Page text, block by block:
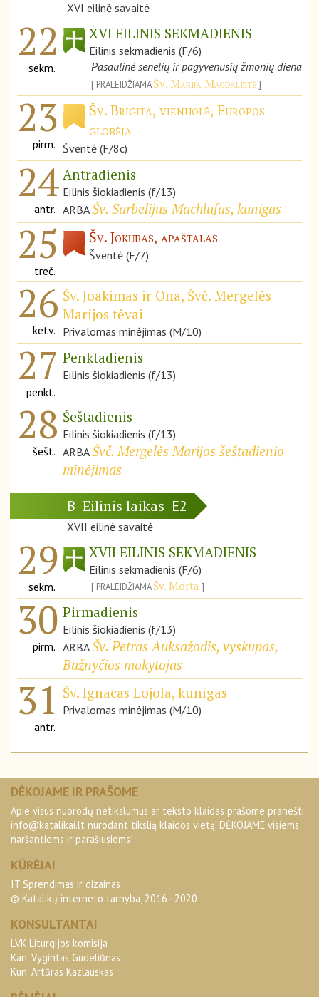
XVI eilinė savaitė
22
sekm.
XVI EILINIS SEKMADIENIS
Eilinis sekmadienis (F/6)
Pasaulinė senelių ir pagyvenusių žmonių diena
PRALEIDŽIAMAŠv. Marija Magdalietė
23
pirm.
Šv. Brigita, vienuolė, Europos
globėja
Šventė (F/8c)
24
antr.
Antradienis
Eilinis šiokiadienis (f/13)
ARBAŠv. Sarbelijus Machlufas, kunigas
25
treč.
Šv. Jokūbas, apaštalas
Šventė (F/7)
26
ketv.
Šv. Joakimas ir Ona, Švč. Mergelės
Marijos tėvai
Privalomas minėjimas (M/10)
27
penkt.
Penktadienis
Eilinis šiokiadienis (f/13)
28
šešt.
Šeštadienis
Eilinis šiokiadienis (f/13)
ARBAŠvč. Mergelės Marijos šeštadienio
minėjimas
B Eilinis laikas E2
XVII eilinė savaitė
29
sekm.
XVII EILINIS SEKMADIENIS
Eilinis sekmadienis (F/6)
PRALEIDŽIAMAŠv. Morta
30
pirm.
Pirmadienis
Eilinis šiokiadienis (f/13)
ARBAŠv. Petras Auksažodis, vyskupas,
Bažnyčios mokytojas
31
antr.
Šv. Ignacas Lojola, kunigas
Privalomas minėjimas (M/10)
DĖKOJAME IR PRAŠOME
Apie visus nuorodų netikslumus ar teksto klaidas prašome pranešti
info@katalikai.lt nurodant tikslią klaidos vietą. DĖKOJAME visiems
naršantiems ir parašiusiems!
KŪRĖJAI
IT Sprendimas ir dizainas
© Katalikų interneto tarnyba, 2016–2020
KONSULTANTAI
LVK Liturgijos komisija
Kan. Vygintas Gudeliūnas
Kun. Artūras Kazlauskas